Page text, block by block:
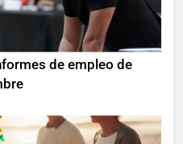
de empleo de